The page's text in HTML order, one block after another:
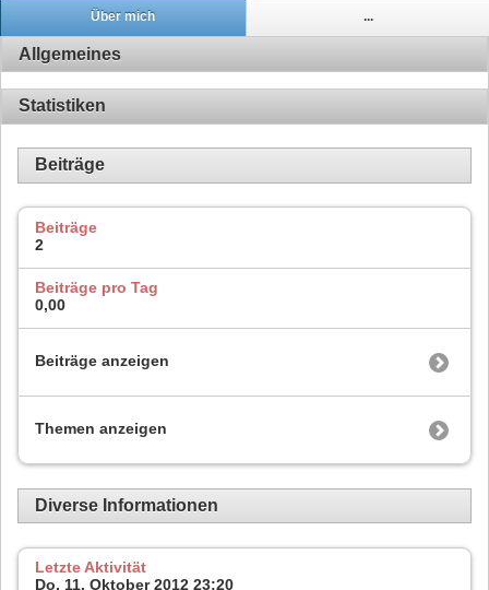
Über mich ...
Allgemeines
Statistiken
Beiträge
Beiträge
2
Beiträge pro Tag
0,00
Beiträge anzeigen
Themen anzeigen
Diverse Informationen
Letzte Aktivität
Do, 11. Oktober 2012 23:20